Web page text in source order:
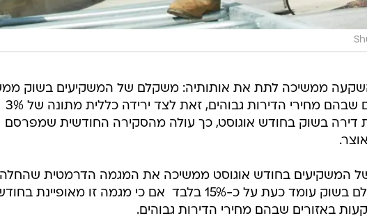
ממשיכה לתת את אותותיה: משקלם של המשקיעים בשוק
להצטמצם  בעיקר באזורים שבהם מחירי הדירות גבוהים, זאת לצד ירידה כללית מתונה של 3%
בשוק בחודש אוגוסט, כך עולה מהסקירה החודשית שמפרסם
המשקיעים בחודש אוגוסט ממשיכה את המגמה הדרמטית שהחלה
להירשם בחודש יולי ומשקלם בשוק עומד כעת על כ-15% בלבד  אם כי מגמה זו מאופיינת
באזורים שבהם מחירי הדירות גבוהים.